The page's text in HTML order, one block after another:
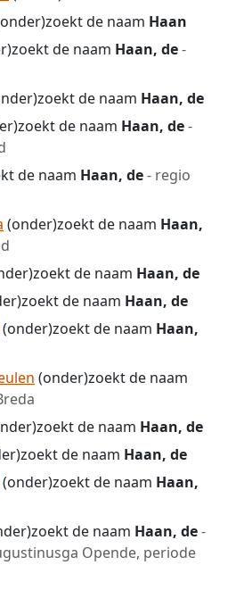
de naam Haan
de naam Haan, de-
de naam Haan, de
de naam Haan, de-
de naam Haan, de- regio
(onder)zoekt de naam Haan,
de naam Haan, de
de naam Haan, de
(onder)zoekt de naam Haan,
(onder)zoekt de naam
de naam Haan, de
de naam Haan, de
(onder)zoekt de naam Haan,
de naam Haan, de-
Opende, periode